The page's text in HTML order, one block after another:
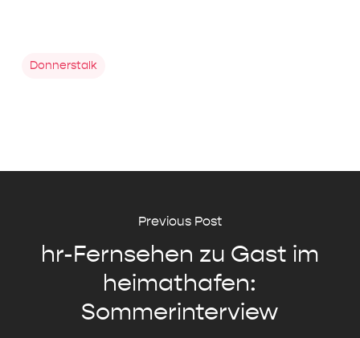
Donnerstalk
Previous Post
hr-Fernsehen zu Gast im
heimathafen:
Sommerinterview